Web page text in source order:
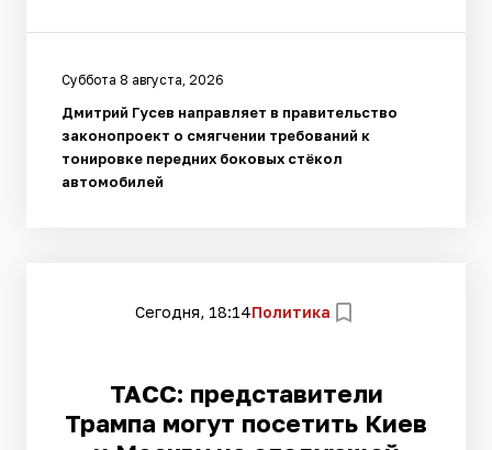
Суббота 8 августа, 2026
Дмитрий Гусев направляет в правительство
законопроект о смягчении требований к
тонировке передних боковых стёкол
автомобилей
Сегодня, 18:14Политика
ТАСС: представители
Трампа могут посетить Киев